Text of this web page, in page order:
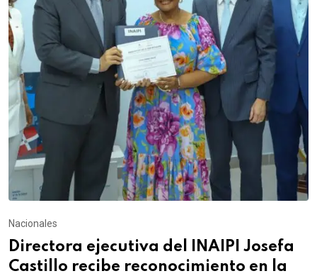
Nacionales
Directora ejecutiva del INAIPI Josefa
Castillo recibe reconocimiento en la